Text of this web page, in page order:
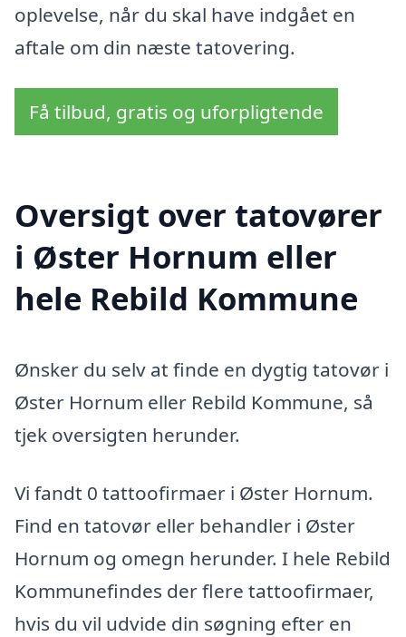
oplevelse, når du skal have indgået en
aftale om din næste tatovering.
Få tilbud, gratis og uforpligtende
Oversigt over tatovører
i Øster Hornum eller
hele Rebild Kommune
Ønsker du selv at finde en dygtig tatovør i
Øster Hornum eller Rebild Kommune, så
tjek oversigten herunder.
Vi fandt 0 tattoofirmaer i Øster Hornum.
Find en tatovør eller behandler i Øster
Hornum og omegn herunder. I hele Rebild
Kommunefindes der flere tattoofirmaer,
hvis du vil udvide din søgning efter en